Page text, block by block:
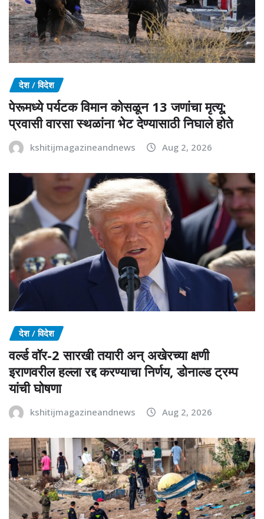
देश / विदेश
पेरूमध्ये पर्यटक विमान कोसळून 13 जणांचा मृत्यू;
प्रवासी वारसा स्थळांना भेट देण्यासाठी निघाले होते
kshitijmagazineandnews Aug 2, 2026
देश / विदेश
वर्ल्ड वॉर-2 सारखी तयारी अन् अखेरच्या क्षणी
इराणवरील हल्ला रद्द करण्याचा निर्णय, डोनाल्ड ट्रम्प
यांची घोषणा
kshitijmagazineandnews Aug 2, 2026